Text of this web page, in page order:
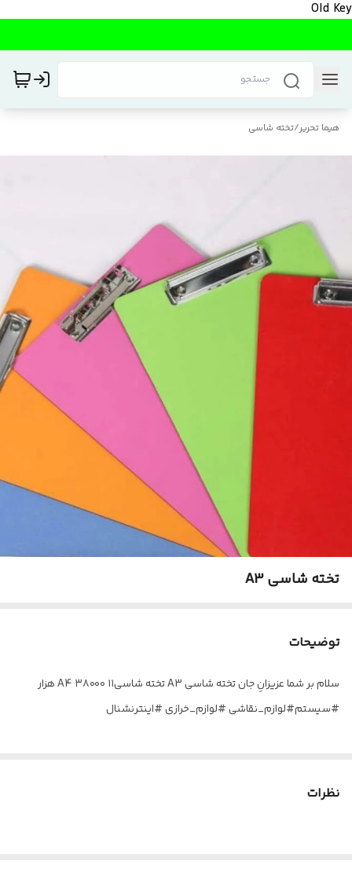
Old Key
هیما تحریر/تخته شاسی
تخته شاسی A3
توضیحات
سلام بر شما عزیزانِ جان تخته شاسی A3 تخته شاسیA4 ۳۸۰۰۰ ۱۱ هزار
#سیستم#لوازم_نقاشی #لوازم_خرازی #اینترنشنال
نظرات